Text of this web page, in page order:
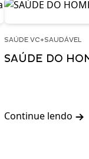
SAÚDE VC+SAUDÁVEL
SAÚDE DO
Continue lendo